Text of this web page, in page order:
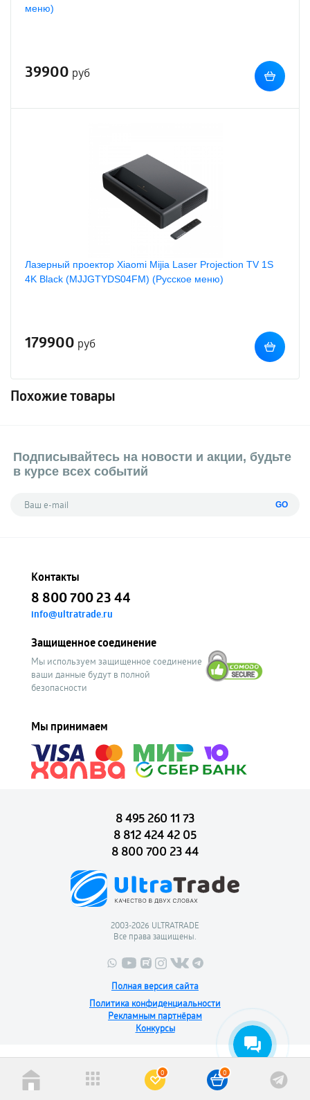
меню)
39900 руб
Лазерный проектор Xiaomi Mijia Laser Projection TV 1S
4K Black (MJJGTYDS04FM) (Русское меню)
179900 руб
Похожие товары
Подписывайтесь на новости и акции, будьте
в курсе всех событий
GO
Контакты
8 800 700 23 44
info@ultratrade.ru
Защищенное соединение
Мы используем защищенное соединение
ваши данные будут в полной
безопасности
Мы принимаем
0 0
8 495 260 11 73
8 812 424 42 05
8 800 700 23 44
2003-2026 ULTRATRADE
Все права защищены.
Полная версия сайта
Политика конфиденциальности
Рекламным партнёрам
Конкурсы